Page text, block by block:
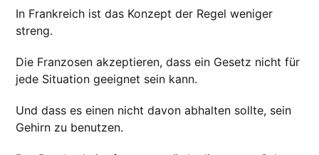
In Frankreich ist das Konzept der Regel weniger
streng.
Die Franzosen akzeptieren, dass ein Gesetz nicht für
jede Situation geeignet sein kann.
Und dass es einen nicht davon abhalten sollte, sein
Gehirn zu benutzen.